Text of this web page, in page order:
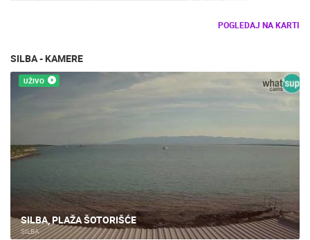
POGLEDAJ NA KARTI
SILBA - KAMERE
UŽIVO
SILBA, PLAŽA ŠOTORIŠĆE
SILBA